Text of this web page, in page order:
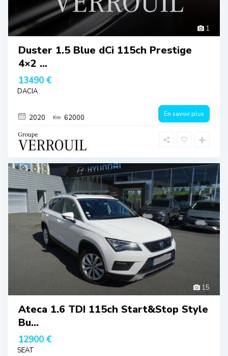
1
Duster 1.5 Blue dCi 115ch Prestige
4×2 ...
13490 €
DACIA
2020 62000 En savoir plus
15
Ateca 1.6 TDI 115ch Start&Stop Style
Bu...
12900 €
SEAT